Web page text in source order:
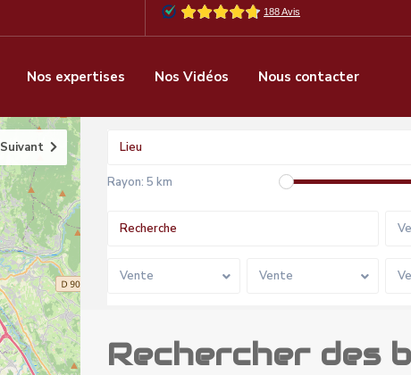
Nos expertises Nos Vidéos Nous contacter
Suivant
Rayon: 5 km
Vente Vente
Rechercher des